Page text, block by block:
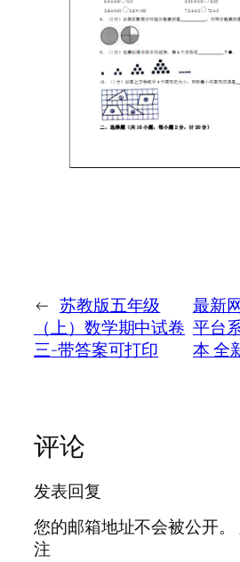
← 苏教版五年级
（上）数学期中试卷
三-带答案可打印
最新
平台
本 全
评论
发表回复
您的邮箱地址不会被公开。
注